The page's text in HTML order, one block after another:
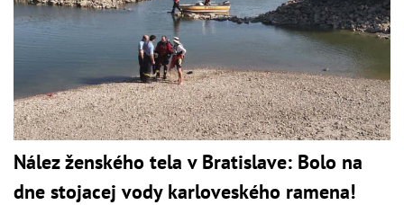
Nález ženského tela v Bratislave: Bolo na
dne stojacej vody karloveského ramena!